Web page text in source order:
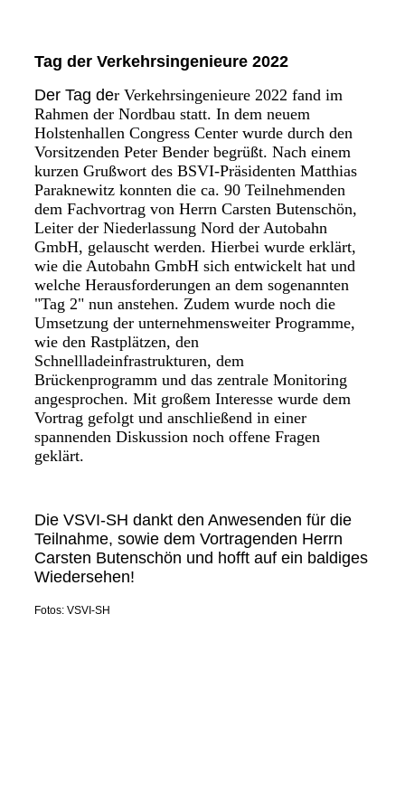
Tag der Verkehrsingenieure 2022
Der Tag der Verkehrsingenieure 2022 fand im
Rahmen der Nordbau statt. In dem neuem
Holstenhallen Congress Center wurde durch den
Vorsitzenden Peter Bender begrüßt. Nach einem
kurzen Grußwort des BSVI-Präsidenten Matthias
Paraknewitz konnten die ca. 90 Teilnehmenden
dem Fachvortrag von Herrn Carsten Butenschön,
Leiter der Niederlassung Nord der Autobahn
GmbH, gelauscht werden. Hierbei wurde erklärt,
wie die Autobahn GmbH sich entwickelt hat und
welche Herausforderungen an dem sogenannten
"Tag 2" nun anstehen. Zudem wurde noch die
Umsetzung der unternehmensweiter Programme,
wie den Rastplätzen, den
Schnellladeinfrastrukturen, dem
Brückenprogramm und das zentrale Monitoring
angesprochen. Mit großem Interesse wurde dem
Vortrag gefolgt und anschließend in einer
spannenden Diskussion noch offene Fragen
geklärt.
Die VSVI-SH dankt den Anwesenden für die
Teilnahme, sowie dem Vortragenden Herrn
Carsten Butenschön und hofft auf ein baldiges
Wiedersehen!
Fotos: VSVI-SH